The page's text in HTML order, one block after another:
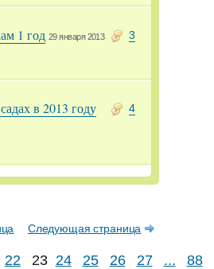
3
1 год 29 января 2013
4
в 2013 году
Следующая страница
22 23 24 25 26 27 ... 88